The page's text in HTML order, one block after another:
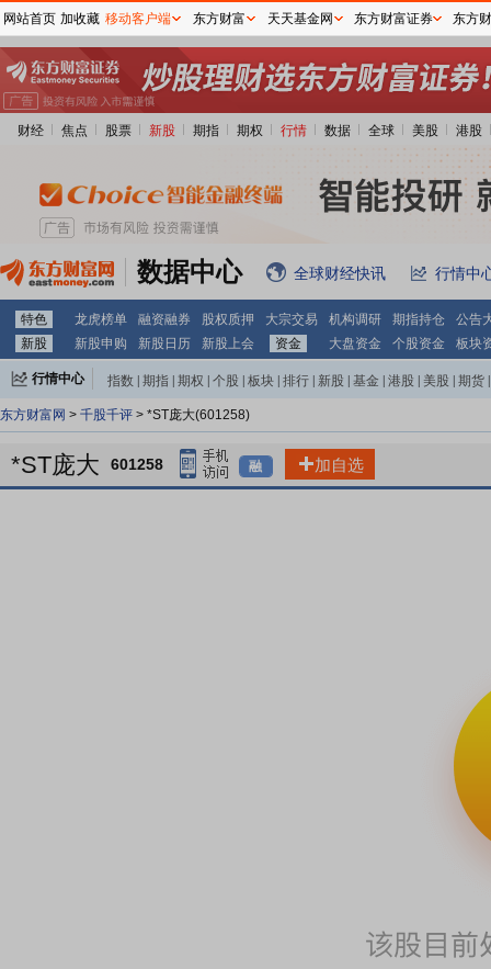
财经 焦点 股票 新股 期指 期权 行情 数据 全球 美股 港股
数据中心 全球财经快讯 行情中
特色 龙虎榜单 融资融券 股权质押 大宗交易 机构调研 期指持仓
公告
新股
新股申购 新股日历 新股上会 资金 大盘资金 个股资金 板块
行情中心 指数 期指 期权 个股 板块 排行 新股 基金 港股 美股 期货
东方财富网 > 千股千评 > *ST庞大(601258)
*ST庞大 601258 融 加自选
网站首页 加收藏 移动客户端 东方财富 天天基金网 东方财富证券 东方